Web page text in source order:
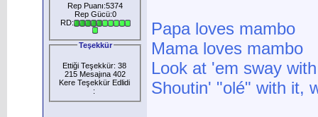
Rep Puanı:5374
Rep Gücü:0
RD:
Teşekkür
Ettiği Teşekkür: 38
215 Mesajına 402
Kere Teşekkür Edlidi
:
Papa loves mambo
Mama loves mambo
Look at 'em sway
Shoutin' "olé" with it,